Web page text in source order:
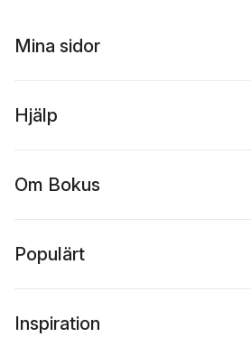
Mina sidor
Hjälp
Om Bokus
Populärt
Inspiration